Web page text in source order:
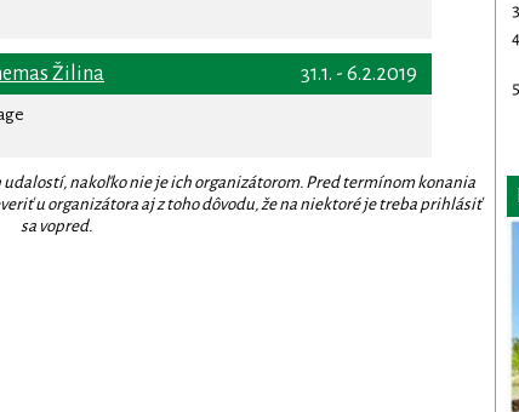
31.1. - 6.2.2019
Žilina
nakoľko nie je ich organizátorom. Pred termínom konania
u organizátora aj z toho dôvodu, že na niektoré je treba prihlásiť
sa vopred.